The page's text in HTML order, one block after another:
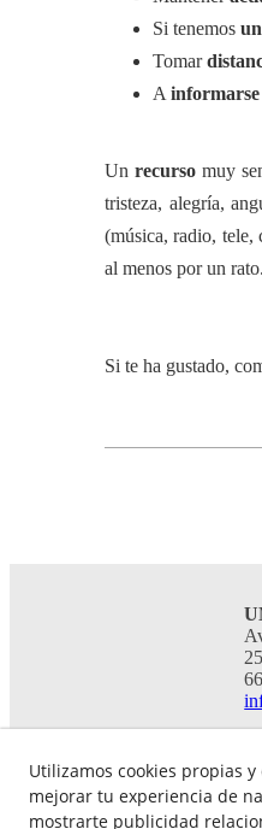
Si tenemos
Tomar
A informarse
Un recurso muy
tristeza, alegría,
(música, radio, tele,
al menos por un rato.
Si te ha gustado,
Utilizamos cookies propias
mejorar tu experiencia de
mostrarte publicidad